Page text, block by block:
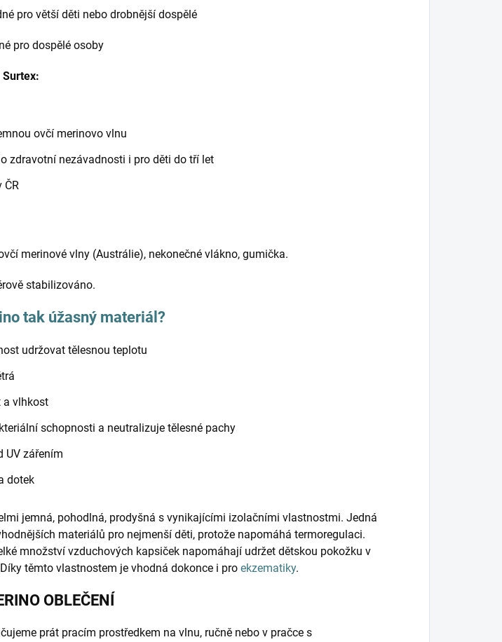
pro větší děti nebo drobnější dospělé
pro dospělé osoby
ovčí merinovo vlnu
zdravotní nezávadnosti i pro děti do tří let
ČR
merinové vlny (Austrálie), nekonečné vlákno, gumička.
stabilizováno.
tak úžasný materiál?
udržovat tělesnou teplotu
a vlhkost
schopnosti a neutralizuje tělesné pachy
UV zářením
dotek
jemná, pohodlná, prodyšná s vynikajícími izolačními vlastnostmi. Jedná
materiálů pro nejmenší děti, protože napomáhá termoregulaci.
množství vzduchových kapsiček napomáhají udržet dětskou pokožku v
těmto vlastnostem je vhodná dokonce i pro ekzematiky.
OBLEČENÍ
prát pracím prostředkem na vlnu, ručně nebo v pračce s